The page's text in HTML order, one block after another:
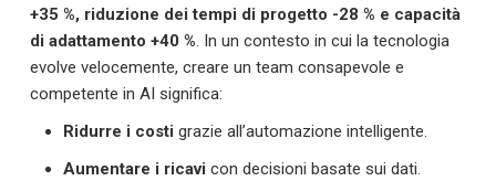
+35 %, riduzione dei tempi di progetto -28 % e capacità
di adattamento +40 %. In un contesto in cui la tecnologia
evolve velocemente, creare un team consapevole e
competente in AI significa:
Ridurre i costi grazie all’automazione intelligente.
Aumentare i ricavi con decisioni basate sui dati.